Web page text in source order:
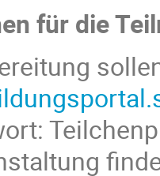
für die